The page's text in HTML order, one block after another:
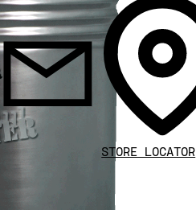
STORE LOCATOR